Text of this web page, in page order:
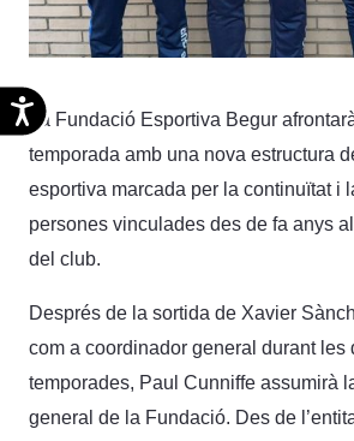
Accesibilidad
La Fundació Esportiva Begur
temporada amb una nova estructura
esportiva marcada per la continuïtat i
persones vinculades des de fa anys
del club.
Després de la sortida de Xavier
com a coordinador general durant les
temporades, Paul Cunniffe assumirà
general de la Fundació. Des de